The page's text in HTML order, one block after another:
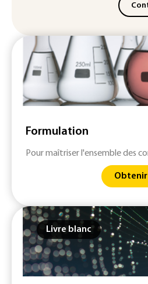
Formulation
Pour maîtriser l'ensemble des
Obtenir
Livre blanc